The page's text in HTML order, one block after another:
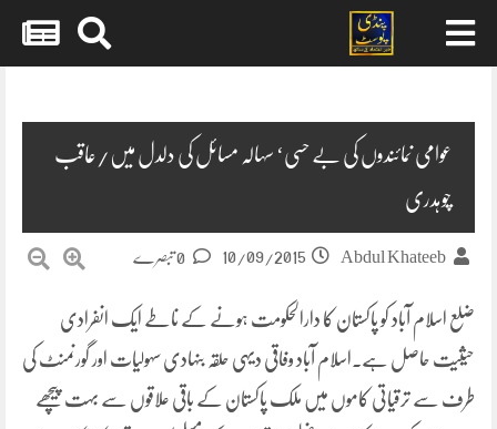
عوامی نمائندوں کی بے حسی‘ سہالہ مسائل کی دلدل میں/عاقب
چوہدری
Abdul Khateeb
10/09/2015
ضلع اسلام آباد کو پاکستان کا دارالحکومت ہونے کے ناطے ایک انفرادی
حیثیت حاصل ہے۔اسلام آباد وفاقی دیہی حلقہ بنہادی سہولیات اور گورنمنٹ کی
طرف سے ترقیاتی کاموں میں ملک پاکستان کے باقی علاقوں سے بہت پیچھے